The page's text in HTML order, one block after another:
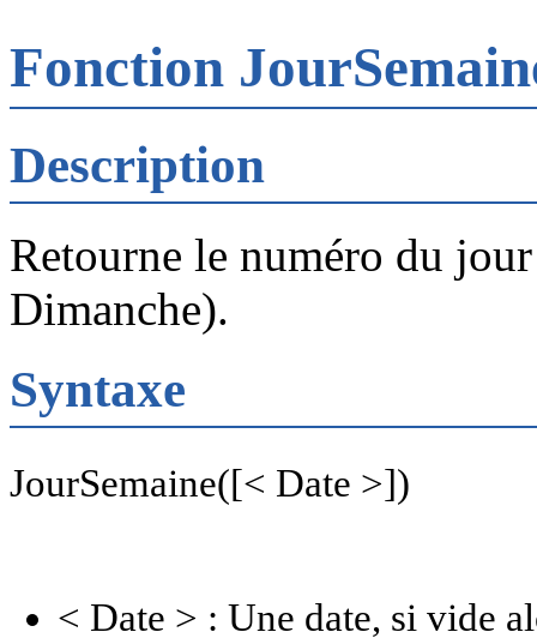
Fonction
Description
Retourne le numéro du
Dimanche).
Syntaxe
JourSemaine([< Date >])
< Date > : Une date, si vide